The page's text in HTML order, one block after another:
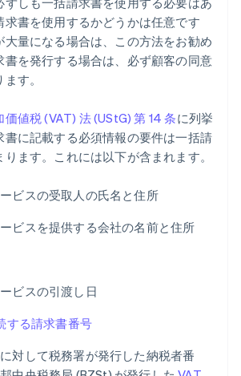
求書を使用するかどうかは任意です
大量になる場合は、この方法をお勧め
書を発行する場合は、必ず顧客の同意
す。
価値税 (VAT) 法 (UStG) 第 14 条に列挙
書に記載する必須情報の要件は一括請
ます。これには以下が含まれます。
ビスの受取人の氏名と住所
ビスを提供する会社の名前と住所
ビスの引渡し日
する請求書番号
対して税務署が発行した納税者番